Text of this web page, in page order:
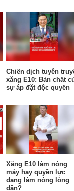
Chiến dịch tuyên
xăng E10: Bản chất
sự áp đặt độc quyền
Xăng E10 làm nóng
máy hay quyền lực
đang làm nóng lòng
dân?